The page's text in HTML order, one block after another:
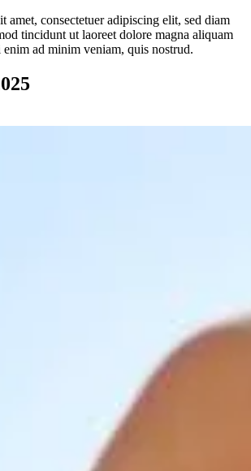
amet, consectetuer adipiscing elit, sed diam
tincidunt ut laoreet dolore magna aliquam
ad minim veniam, quis nostrud.